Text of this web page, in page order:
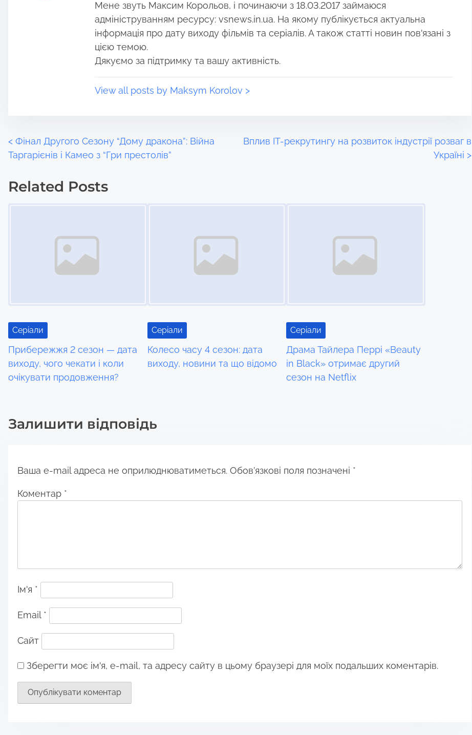
Мене звуть Максим Корольов, і починаючи з 18.03.2017 займаюся
адмініструванням ресурсу: vsnews.in.ua. На якому публікується актуальна
інформація про дату виходу фільмів та серіалів. А також статті новин пов'язані з
цією темою.
Дякуємо за підтримку та вашу активність.
View all posts by Maksym Korolov >
P
s
g
a
t
o
< Фінал Другого Сезону “Дому дракона”: Війна
Таргарієнів і Камео з “Гри престолів”
Вплив ІТ-рекрутингу на розвиток індустрії розваг в
Україні >
Related Posts
Серіали
Прибережжя 2 сезон — дата
виходу, чого чекати і коли
очікувати продовження?
Серіали
Колесо часу 4 сезон: дата
виходу, новини та що відомо
Серіали
Драма Тайлера Перрі «Beauty
in Black» отримає другий
сезон на Netflix
Залишити відповідь
Ваша e-mail адреса не оприлюднюватиметься. Обов’язкові поля позначені *
Коментар *
Ім'я *
Email *
Сайт
Зберегти моє ім'я, e-mail, та адресу сайту в цьому браузері для моїх подальших коментарів.